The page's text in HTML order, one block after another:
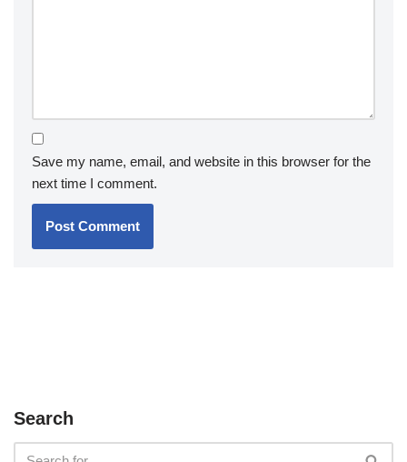
Save my name, email, and website in this browser for the
next time I comment.
Search